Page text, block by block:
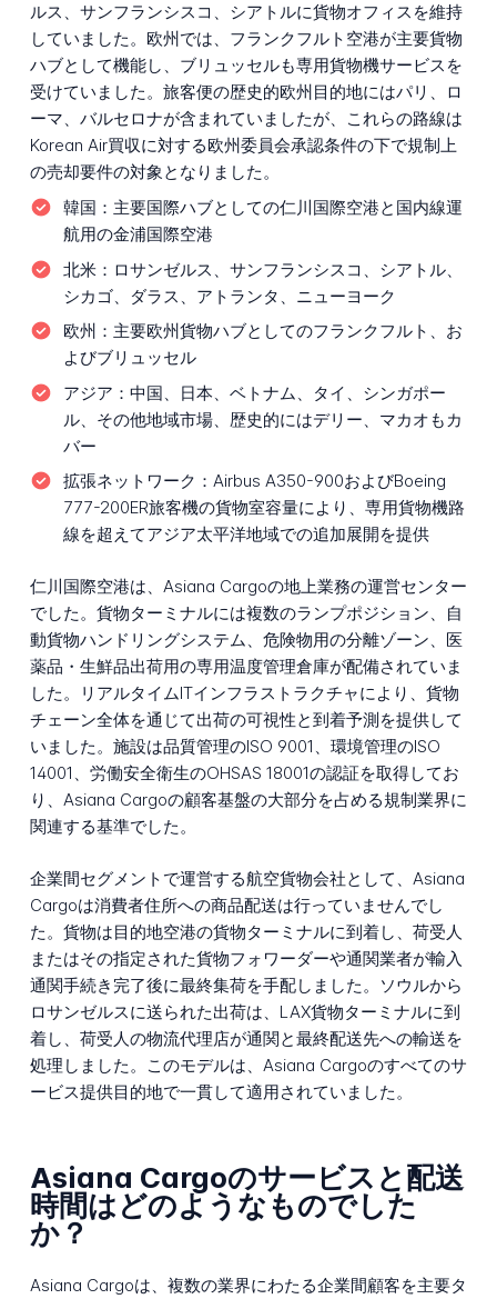
ルス、サンフランシスコ、シアトルに貨物オフィスを維持
していました。欧州では、フランクフルト空港が主要貨物
ハブとして機能し、ブリュッセルも専用貨物機サービスを
受けていました。旅客便の歴史的欧州目的地にはパリ、ロ
ーマ、バルセロナが含まれていましたが、これらの路線は
Korean Air買収に対する欧州委員会承認条件の下で規制上
の売却要件の対象となりました。
韓国： 主要国際ハブとしての仁川国際空港と国内線運
航用の金浦国際空港
北米： ロサンゼルス、サンフランシスコ、シアトル、
シカゴ、ダラス、アトランタ、ニューヨーク
欧州： 主要欧州貨物ハブとしてのフランクフルト、お
よびブリュッセル
アジア： 中国、日本、ベトナム、タイ、シンガポー
ル、その他地域市場、歴史的にはデリー、マカオもカ
バー
拡張ネットワーク： Airbus A350-900およびBoeing
777-200ER旅客機の貨物室容量により、専用貨物機路
線を超えてアジア太平洋地域での追加展開を提供
仁川国際空港は、Asiana Cargoの地上業務の運営センター
でした。貨物ターミナルには複数のランプポジション、自
動貨物ハンドリングシステム、危険物用の分離ゾーン、医
薬品・生鮮品出荷用の専用温度管理倉庫が配備されていま
した。リアルタイムITインフラストラクチャにより、貨物
チェーン全体を通じて出荷の可視性と到着予測を提供して
いました。施設は品質管理のISO 9001、環境管理のISO
14001、労働安全衛生のOHSAS 18001の認証を取得してお
り、Asiana Cargoの顧客基盤の大部分を占める規制業界に
関連する基準でした。
企業間セグメントで運営する航空貨物会社として、Asiana
Cargoは消費者住所への商品配送は行っていませんでし
た。貨物は目的地空港の貨物ターミナルに到着し、荷受人
またはその指定された貨物フォワーダーや通関業者が輸入
通関手続き完了後に最終集荷を手配しました。ソウルから
ロサンゼルスに送られた出荷は、LAX貨物ターミナルに到
着し、荷受人の物流代理店が通関と最終配送先への輸送を
処理しました。このモデルは、Asiana Cargoのすべてのサ
ービス提供目的地で一貫して適用されていました。
Asiana Cargoのサービスと配送
時間はどのようなものでした
か？
Asiana Cargoは、複数の業界にわたる企業間顧客を主要タ